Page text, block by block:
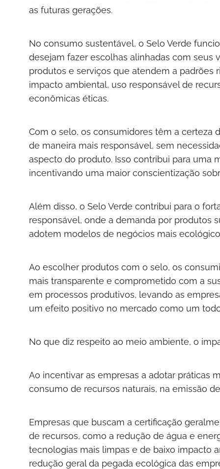
as futuras gerações.
No consumo sustentável, o Selo Verde
desejam fazer escolhas alinhadas com seus
produtos e serviços que atendem a padrões
impacto ambiental, uso responsável de
econômicas éticas.
Com o selo, os consumidores têm a certeza
de maneira mais responsável, sem
aspecto do produto. Isso contribui para uma
incentivando uma maior conscientização
Além disso, o Selo Verde contribui para o
responsável, onde a demanda por produtos
adotem modelos de negócios mais
Ao escolher produtos com o selo, os
mais transparente e comprometido com a
em processos produtivos, levando as
um efeito positivo no mercado como um
No que diz respeito ao meio ambiente, o
Ao incentivar as empresas a adotar práticas
consumo de recursos naturais, na emissão
Empresas que buscam a certificação
de recursos, como a redução de água e
tecnologias mais limpas e de baixo impacto
redução geral da pegada ecológica das